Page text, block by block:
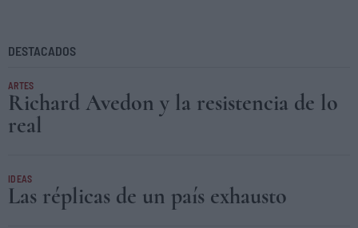
DESTACADOS
ARTES
Richard Avedon y la resistencia de lo
real
IDEAS
Las réplicas de un país exhausto